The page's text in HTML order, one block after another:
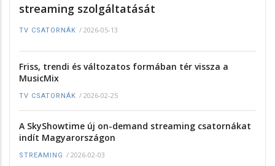
streaming szolgáltatását
TV CSATORNÁK / 2026-05-13
Friss, trendi és változatos formában tér vissza a
MusicMix
TV CSATORNÁK / 2026-02-25
A SkyShowtime új on-demand streaming csatornákat
indít Magyarországon
STREAMING / 2026-02-03